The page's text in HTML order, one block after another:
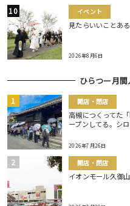
イベント
見たらいいことあ
2026年8月6日
ひらつー月
開店・閉店
高槻につくってた
ープンしてる。シ
2026年7月26日
開店・閉店
イオンモール久御